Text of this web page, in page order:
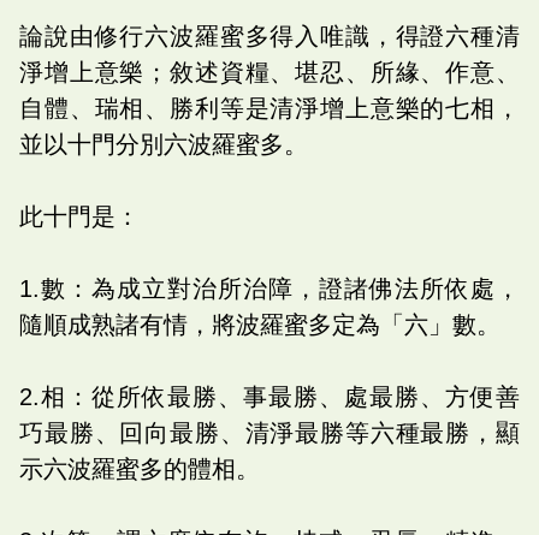
論說由修行六波羅蜜多得入唯識，得證六種清
淨增上意樂；敘述資糧、堪忍、所緣、作意、
自體、瑞相、勝利等是清淨增上意樂的七相，
並以十門分別六波羅蜜多。
此十門是：
1.數：為成立對治所治障，證諸佛法所依處，
隨順成熟諸有情，將波羅蜜多定為「六」數。
2.相：從所依最勝、事最勝、處最勝、方便善
巧最勝、回向最勝、清淨最勝等六種最勝，顯
示六波羅蜜多的體相。